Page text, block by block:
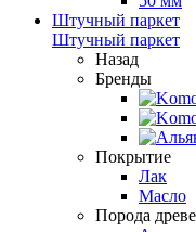
Штучный паркет
Штучный паркет
Назад
Бренды
Покрытие
Лак
Масло
Порода